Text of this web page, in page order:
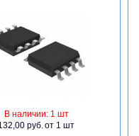
В наличии: 1 шт
руб.от 1 шт